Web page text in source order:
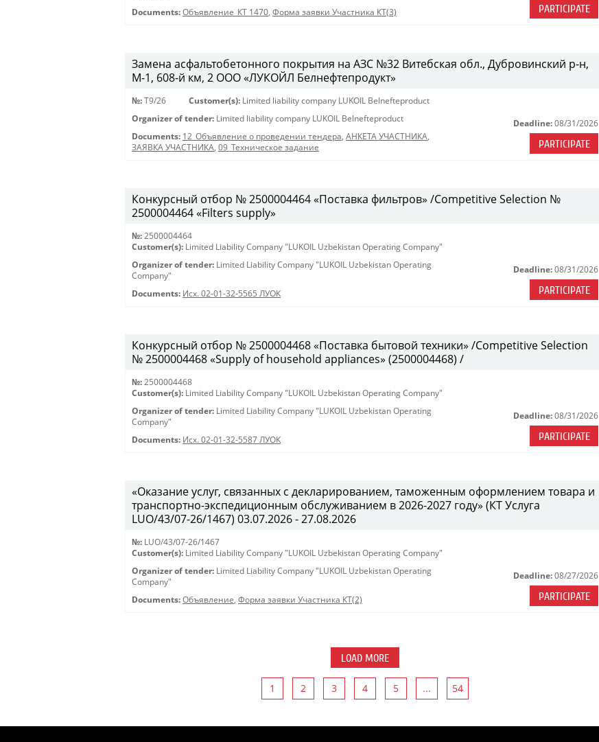
Documents: Объявление_КТ 1470, Форма заявки Участника КТ(3) PARTICIPATE
Замена асфальтобетонного покрытия на АЗС №32 Витебская обл., Дубровинский р-н,
М-1, 608-й км, 2 ООО «ЛУКОЙЛ Белнефтепродукт»
№: T9/26 Customer(s): Limited liability company LUKOIL Belnefteproduct
Organizer of tender: Limited liability company LUKOIL Belnefteproduct
Documents: 12_Объявление о проведении тендера, АНКЕТА УЧАСТНИКА,
ЗАЯВКА УЧАСТНИКА, 09_Техническое задание
Deadline: 08/31/2026
PARTICIPATE
Конкурсный отбор № 2500004464 «Поставка фильтров» /Competitive Selection №
2500004464 «Filters supply»
№: 2500004464
Customer(s): Limited Liability Company "LUKOIL Uzbekistan Operating Company"
Organizer of tender: Limited Liability Company "LUKOIL Uzbekistan Operating
Company"
Documents: Исх. 02-01-32-5565 ЛУОК
Deadline: 08/31/2026
PARTICIPATE
Конкурсный отбор № 2500004468 «Поставка бытовой техники» /Competitive Selection
№ 2500004468 «Supply of household appliances» (2500004468) /
№: 2500004468
Customer(s): Limited Liability Company "LUKOIL Uzbekistan Operating Company"
Organizer of tender: Limited Liability Company "LUKOIL Uzbekistan Operating
Company"
Documents: Исх. 02-01-32-5587 ЛУОК
Deadline: 08/31/2026
PARTICIPATE
«Оказание услуг, связанных с декларированием, таможенным оформлением товара и
транспортно-экспедиционным обслуживанием в 2026-2027 году» (КТ Услуга
LUO/43/07-26/1467) 03.07.2026 - 27.08.2026
№: LUO/43/07-26/1467
Customer(s): Limited Liability Company "LUKOIL Uzbekistan Operating Company"
Organizer of tender: Limited Liability Company "LUKOIL Uzbekistan Operating
Company"
Documents: Объявление, Форма заявки Участника КТ(2)
Deadline: 08/27/2026
PARTICIPATE
LOAD MORE
1 2 3 4 5 ... 54